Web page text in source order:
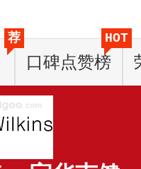
荐
口碑点赞榜
HOT